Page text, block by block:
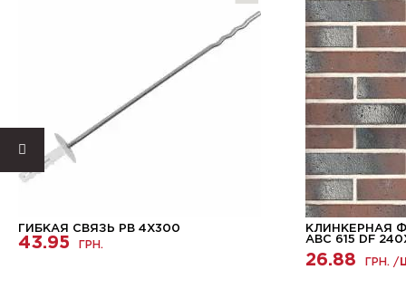
ГИБКАЯ СВЯЗЬ PB 4X300
43.95 ГРН.
КЛИНКЕРНАЯ
ABC 615 DF
26.88 ГРН. /